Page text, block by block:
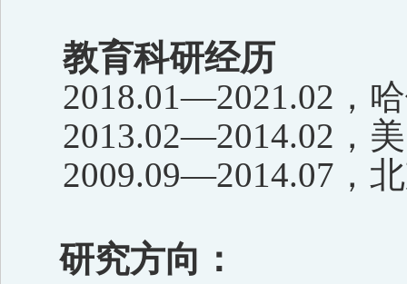
教育科研经历
2018.01—2021.02 ，
2013.02—2014.02 ，
2009.09—2014.07 ，
研究方向：